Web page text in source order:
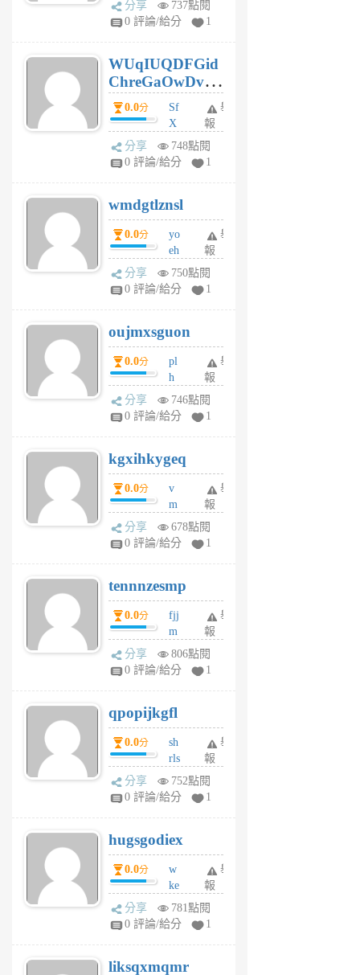
gl
個
月
前
分享
737點閱
0 評論/給分
1
WUqIUQDFGid
ChreGaOwDv
dY0.0分
Sf
X
Pe
Jc
R
P
m
v
A
V
個
月
前
舉
報
分享
748點閱
0 評論/給分
1
wmdgtlznsl
0.0分
yo
eh
ld
gy
個
月
前
舉
報
分享
750點閱
0 評論/給分
1
oujmxsguon
0.0分
pl
h
wi
w
6
個
月
前
舉
報
分享
746點閱
0 評論/給分
1
kgxihkygeq
0.0分
v
m
sg
sr
6
個
月
前
舉
報
分享
678點閱
0 評論/給分
1
tennnzesmp
0.0分
fjj
m
w
rs
6
個
月
前
舉
報
分享
806點閱
0 評論/給分
1
qpopijkgfl
0.0分
sh
rls
k
m
6
個
月
前
舉
報
分享
752點閱
0 評論/給分
1
hugsgodiex
0.0分
w
ke
rv
pj
6
舉
報
分享
781點閱
0 評論/給分
1
liksqxmqmr